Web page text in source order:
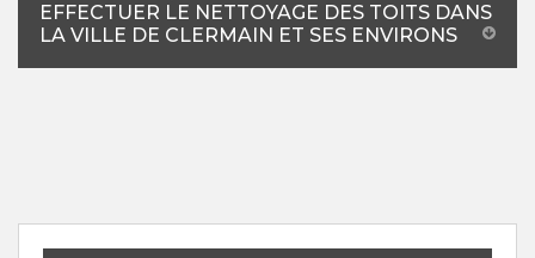
EFFECTUER LE NETTOYAGE DES TOITS DANS
LA VILLE DE CLERMAIN ET SES ENVIRONS